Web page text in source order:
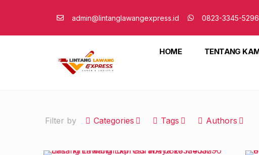
admin@lintanglawangexpress.id 0823-3345-5296
HOME TENTANG
Filter by Categories Tags Authors